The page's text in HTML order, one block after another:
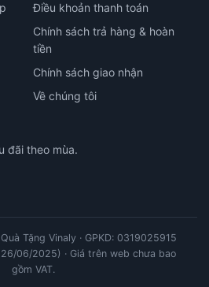
Điều khoản thanh toán
Chính sách trả hàng & hoàn
tiền
Chính sách giao nhận
Về chúng tôi
đãi theo mùa.
Tặng Vinaly · GPKD: 0319025915
06/2025) · Giá trên web chưa bao
gồm VAT.
tư vấn công nghệ in